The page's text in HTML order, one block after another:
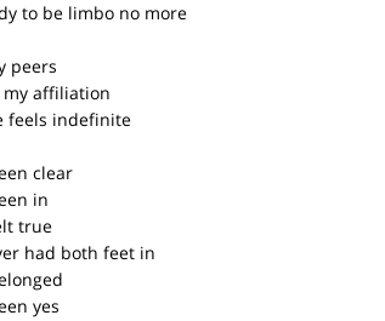
to be limbo no more
peers
affiliation
feels indefinite
clear
in
true
had both feet in
yes